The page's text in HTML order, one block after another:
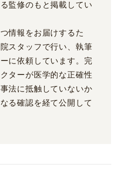
監修のもと掲載してい
情報をお届けするた
スタッフで行い、執筆
に依頼しています。完
ターが医学的な正確性
法に抵触していないか
る確認を経て公開して